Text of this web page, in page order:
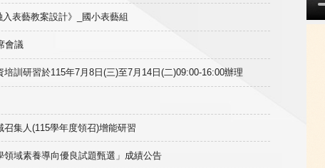
表藝教案設計》_國小表藝組
會議
訓研習於115年7月8日(三)至7月14日(二)09:00-16:00辦理
集人(115學年度領召)增能研習
領域素養導向優良試題甄選」成績公告